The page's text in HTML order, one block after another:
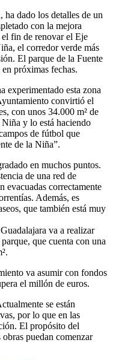
dado los detalles de un
con la mejora
fin de renovar el Eje
el corredor verde más
El parque de la Fuente
próximas fechas.
experimentado esta zona
convirtió el
con unos 34.000 m² de
y lo está haciendo
de fútbol que
de la Niña”.
en muchos puntos.
de una red de
evacuadas correctamente
Además, es
que también está muy
va a realizar
que cuenta con una
va asumir con fondos
el millón de euros.
se están
por lo que en las
El propósito del
puedan comenzar